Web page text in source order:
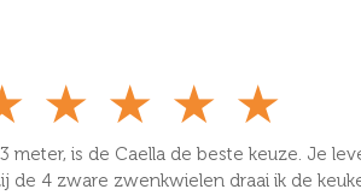
★ ★ ★ ★
is de Caella de beste keuze. Je
de 4 zware zwenkwielen draai ik de